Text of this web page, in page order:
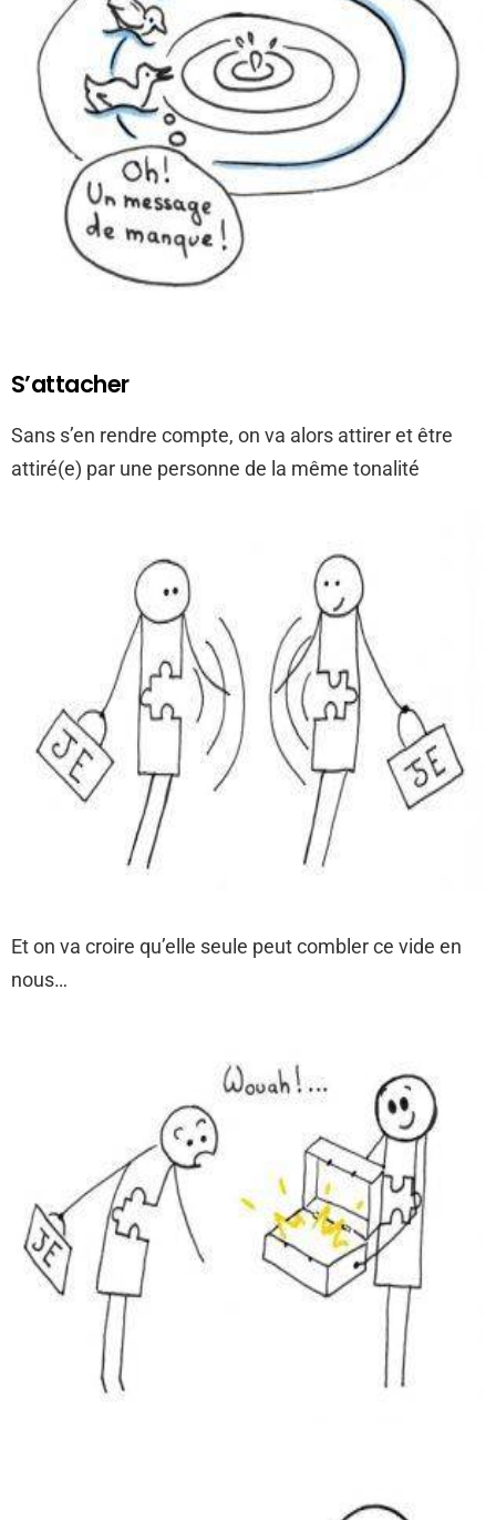
S’attacher
Sans s’en rendre compte, on va alors attirer et être
attiré(e) par une personne de la même tonalité
Et on va croire qu’elle seule peut combler ce vide en
nous…